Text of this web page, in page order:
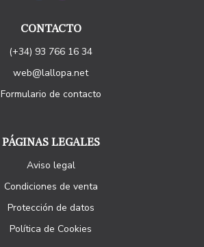
CONTACTO
(+34) 93 766 16 34
web@lallopa.net
Formulario de contacto
PÁGINAS LEGALES
Aviso legal
Condiciones de venta
Protección de datos
Política de Cookies